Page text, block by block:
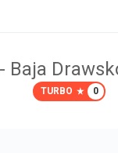
Baja
TURBO 0